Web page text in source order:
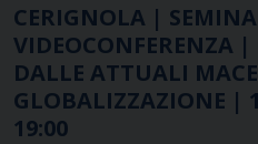
CERIGNOLA |
VIDEOCONFERENZA |
DALLE ATTUALI
GLOBALIZZAZIONE |
19:00